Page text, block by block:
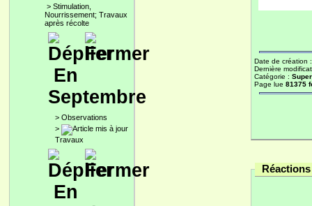
> Stimulation,
Nourrissement; Travaux
après récolte
En
Septembre
> Observations
>
Travaux
En
Date de création
Dernière
Catégorie :
Page lue 81375